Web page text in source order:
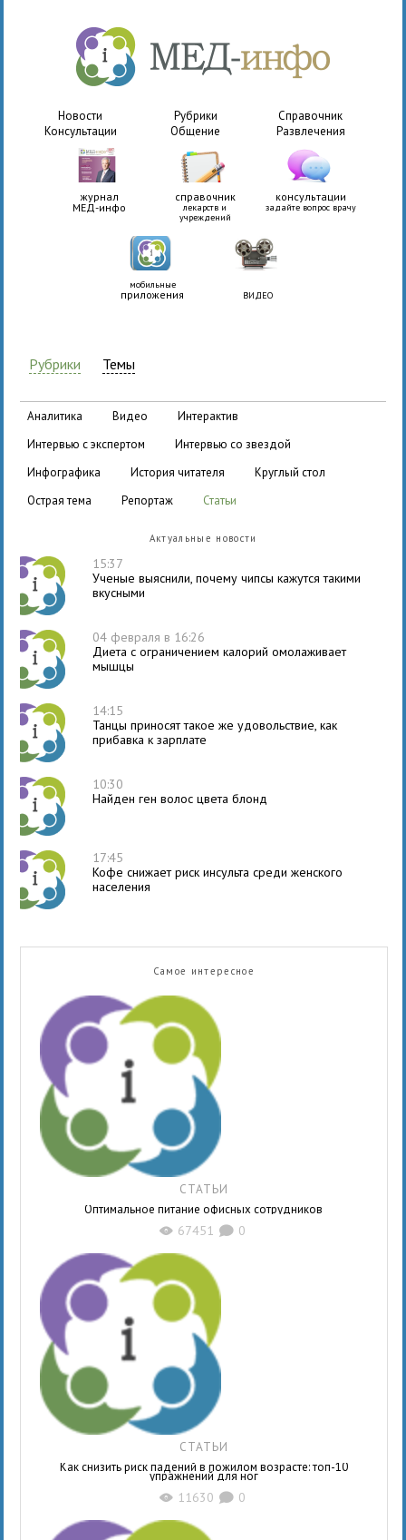
Новости Рубрики
Справочник
Консультации
Общение Развлечения
журнал
МЕД-инфо
справочник
лекарств и
учреждений
консультации
задайте вопрос врачу
мобильные
приложения ВИДЕО
Рубрики Темы
аналитика видео
интерактив
интервью с экспертом
интервью со звездой
инфографика
история читателя
круглый стол
острая тема
репортаж статьи
Актуальные новости
15:37
Ученые выяснили, почему чипсы кажутся такими
вкусными
04 февраля в 16:26
Диета с ограничением калорий омолаживает
мышцы
14:15
Танцы приносят такое же удовольствие, как
прибавка к зарплате
10:30
Найден ген волос цвета блонд
17:45
Кофе снижает риск инсульта среди женского
населения
Самое интересное
СТАТЬИ
Оптимальное питание офисных сотрудников
X 67451 K 0
СТАТЬИ
Как снизить риск падений в пожилом возрасте: топ-10
упражнений для ног
X 11630 K 0